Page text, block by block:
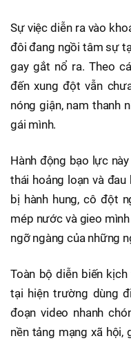
Sự việc diễn ra vào
đôi đang ngồi tâm sự
gay gắt nổ ra. Theo
đến xung đột vẫn
nóng giận, nam thanh
gái mình.
Hành động bạo lực
thái hoảng loạn và
bị hành hung, cô đột
mép nước và gieo
ngỡ ngàng của những
Toàn bộ diễn biến
tại hiện trường dùng
đoạn video nhanh
nền tảng mạng xã hội,